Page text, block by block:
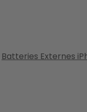
Batteries Externes